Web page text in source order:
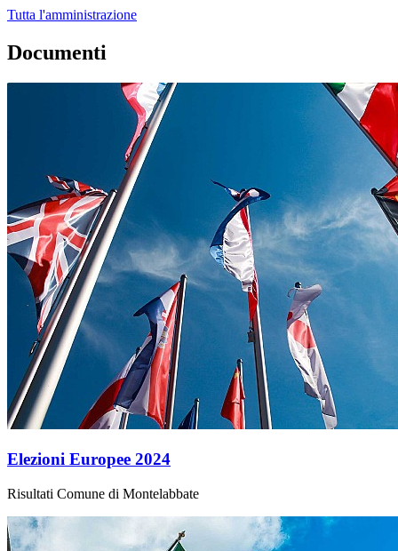
Tutta l'amministrazione
Documenti
Elezioni Europee 2024
Risultati Comune di Montelabbate